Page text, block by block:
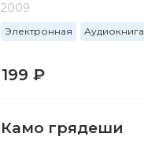
2009
Электронная Аудиокнига
199 ₽
Камо грядеши